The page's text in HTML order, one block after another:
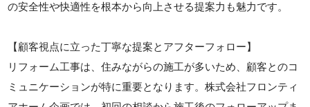
の安全性や快適性を根本から向上させる提案力も魅力です。
【顧客視点に立った丁寧な提案とアフターフォロー】
リフォーム工事は、住みながらの施工が多いため、顧客とのコ
ミュニケーションが特に重要となります。株式会社フロンティ